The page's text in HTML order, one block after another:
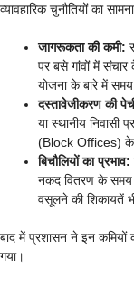
व्यावहारिक चुनौतियों का
जागरूकता की कमी:
पर बसे गांवों में
योजना के बारे में समय
दस्तावेजीकरण की
या स्थानीय निवासी
(Block Offices) के
बिचौलियों का प्रभाव:
नकद वितरण के समय
वसूलने की शिकायतें
बाद में प्रशासन ने इन कमियों
गया।